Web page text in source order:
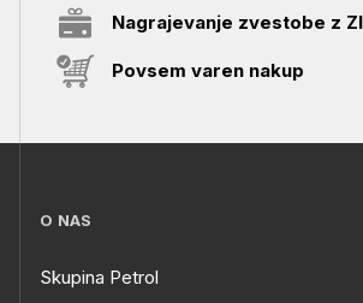
Nagrajevanje zvestobe z
Povsem varen nakup
O NAS
Skupina Petrol